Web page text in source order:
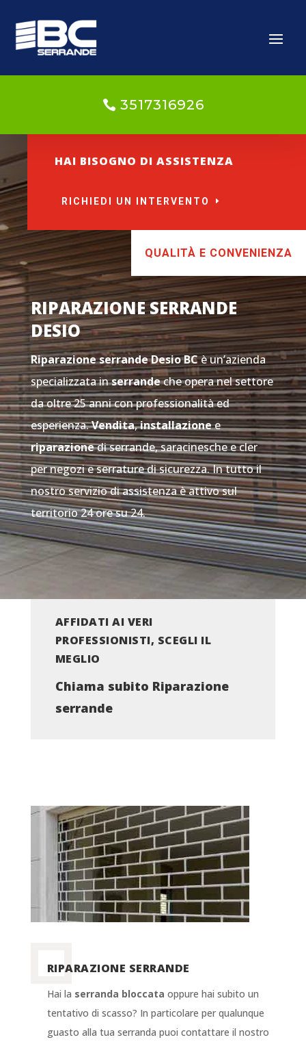
3517316926
HAI BISOGNO DI ASSISTENZA
RICHIEDI UN INTERVENTO
QUALITÀ E CONVENIENZA
RIPARAZIONE SERRANDE
DESIO
Riparazione serrande DesioBCè un’azienda
specializzata inserrandeche opera nel settore
da oltre 25 anni con professionalità ed
esperienza.Vendita,installazionee
riparazionedi serrande, saracinesche e cler
per negozi e serrature di sicurezza. In tutto il
nostro servizio di assistenza è attivo sul
territorio 24 ore su 24.
AFFIDATI AI VERI
PROFESSIONISTI, SCEGLI IL
MEGLIO
Chiama subito Riparazione
serrande
RIPARAZIONE SERRANDE
Hai la serranda bloccata oppure hai subito un
tentativo di scasso? In particolare per qualunque
guasto alla tua serranda puoi contattare il nostro